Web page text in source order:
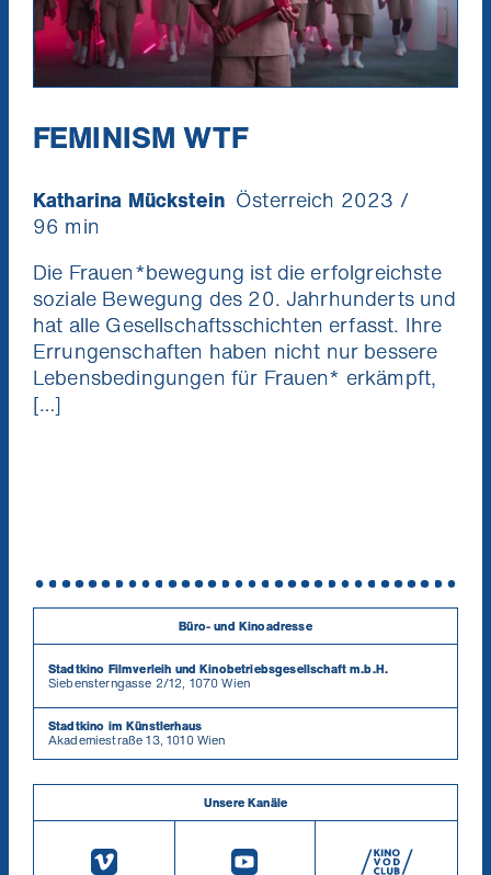
FEMINISM WTF
Katharina Mückstein Österreich 2023 /
96 min
Die Frauen*bewegung ist die erfolgreichste
soziale Bewegung des 20. Jahrhunderts und
hat alle Gesellschaftsschichten erfasst. Ihre
Errungenschaften haben nicht nur bessere
Lebensbedingungen für Frauen* erkämpft,
[…]
Büro- und Kinoadresse
Stadtkino Filmverleih und Kinobetriebsgesellschaft m.b.H.
Siebensterngasse 2/12, 1070 Wien
Stadtkino im Künstlerhaus
Akademiestraße 13, 1010 Wien
Unsere Kanäle